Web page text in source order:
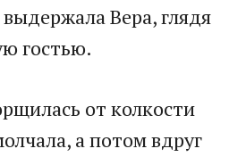
Вера, глядя
гостью.
от колкости
а потом вдруг